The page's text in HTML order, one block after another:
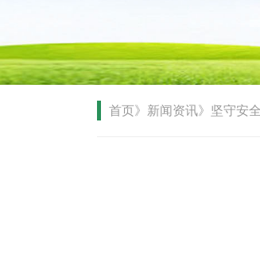
首页》新闻资讯》坚守安